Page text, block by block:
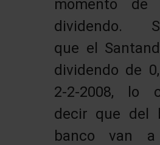
momento de
dividendo.
que el
dividendo de
2-2-2008, lo
decir que del
banco van